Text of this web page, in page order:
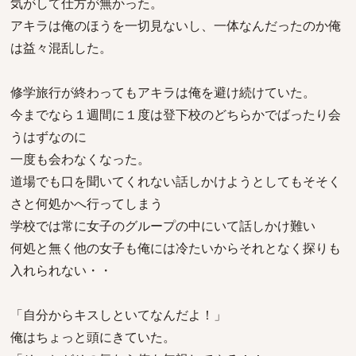
アキラは俺のほうを一切見ないし、一体なんだったのか俺
は益々混乱した。
修学旅行が終わってもアキラは俺を避け続けていた。
今までなら１週間に１度は登下校のどちらかでばったり会
うはずなのに
一度も会わなくなった。
道場でも口を聞いてくれない話しかけようとしてもそそく
さと何処かへ行ってしまう
学校では常に女子のグループの中にいて話しかけ難い
何処と無く他の女子も俺には冷たいからそれとなく探りも
入れられない・・
「自分からキスしといてなんだよ！」
俺はちょっと頭にきていた。